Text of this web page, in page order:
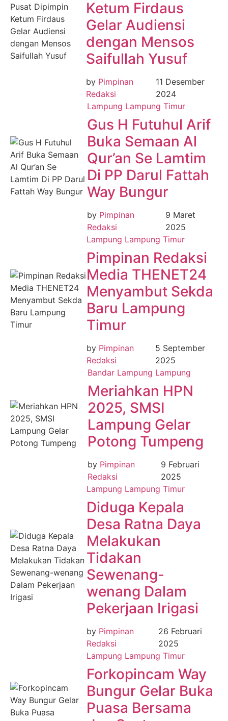
Ketum Firdaus
Gelar Audiensi
dengan Mensos
Saifullah Yusuf
by Pimpinan
Redaksi
11 Desember
2024
Lampung Lampung Timur
Gus H Futuhul Arif
Buka Semaan Al
Qur’an Se Lamtim
Di PP Darul Fattah
Way Bungur
by Pimpinan
Redaksi
9 Maret
2025
Lampung Lampung Timur
Pimpinan Redaksi
Media THENET24
Menyambut Sekda
Baru Lampung
Timur
by Pimpinan
Redaksi
5 September
2025
Bandar Lampung Lampung
Meriahkan HPN
2025, SMSI
Lampung Gelar
Potong Tumpeng
by Pimpinan
Redaksi
9 Februari
2025
Lampung Lampung Timur
Diduga Kepala
Desa Ratna Daya
Melakukan
Tidakan
Sewenang-
wenang Dalam
Pekerjaan Irigasi
by Pimpinan
Redaksi
26 Februari
2025
Lampung Lampung Timur
Forkopincam Way
Bungur Gelar Buka
Puasa Bersama